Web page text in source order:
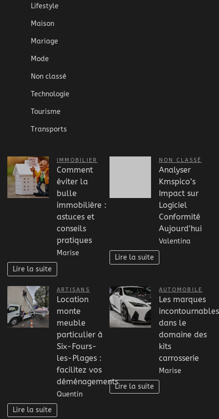
Lifestyle
Maison
Mariage
Mode
Non classé
Technologie
Tourisme
Transports
IMMOBILIER
Comment
éviter la
bulle
immobilière :
astuces et
conseils
pratiques
Marise
Lire la suite
NON CLASSÉ
Analyser
Kmspico’s
Impact sur
Logiciel
Conformité
Aujourd’hui
Valentina
Lire la suite
ARTISANS
Location
monte
meuble
particulier à
Six-Fours-
les-Plages :
facilitez vos
déménagements
Quentin
Lire la suite
AUTOMOBILE
Les marques
incontournables
dans le
domaine des
kits
carrosserie
Marise
Lire la suite